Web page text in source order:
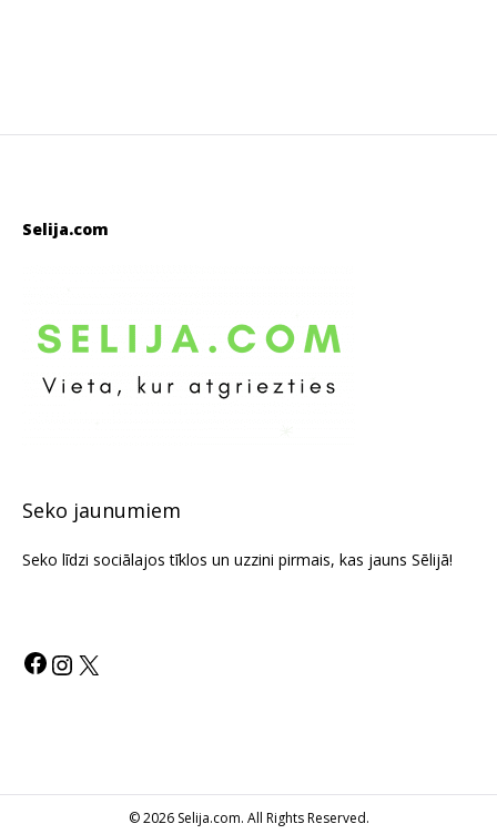
Selija.com
Seko jaunumiem
Seko līdzi sociālajos tīklos un uzzini pirmais, kas jauns Sēlijā!
© 2026 Selija.com. All Rights Reserved.